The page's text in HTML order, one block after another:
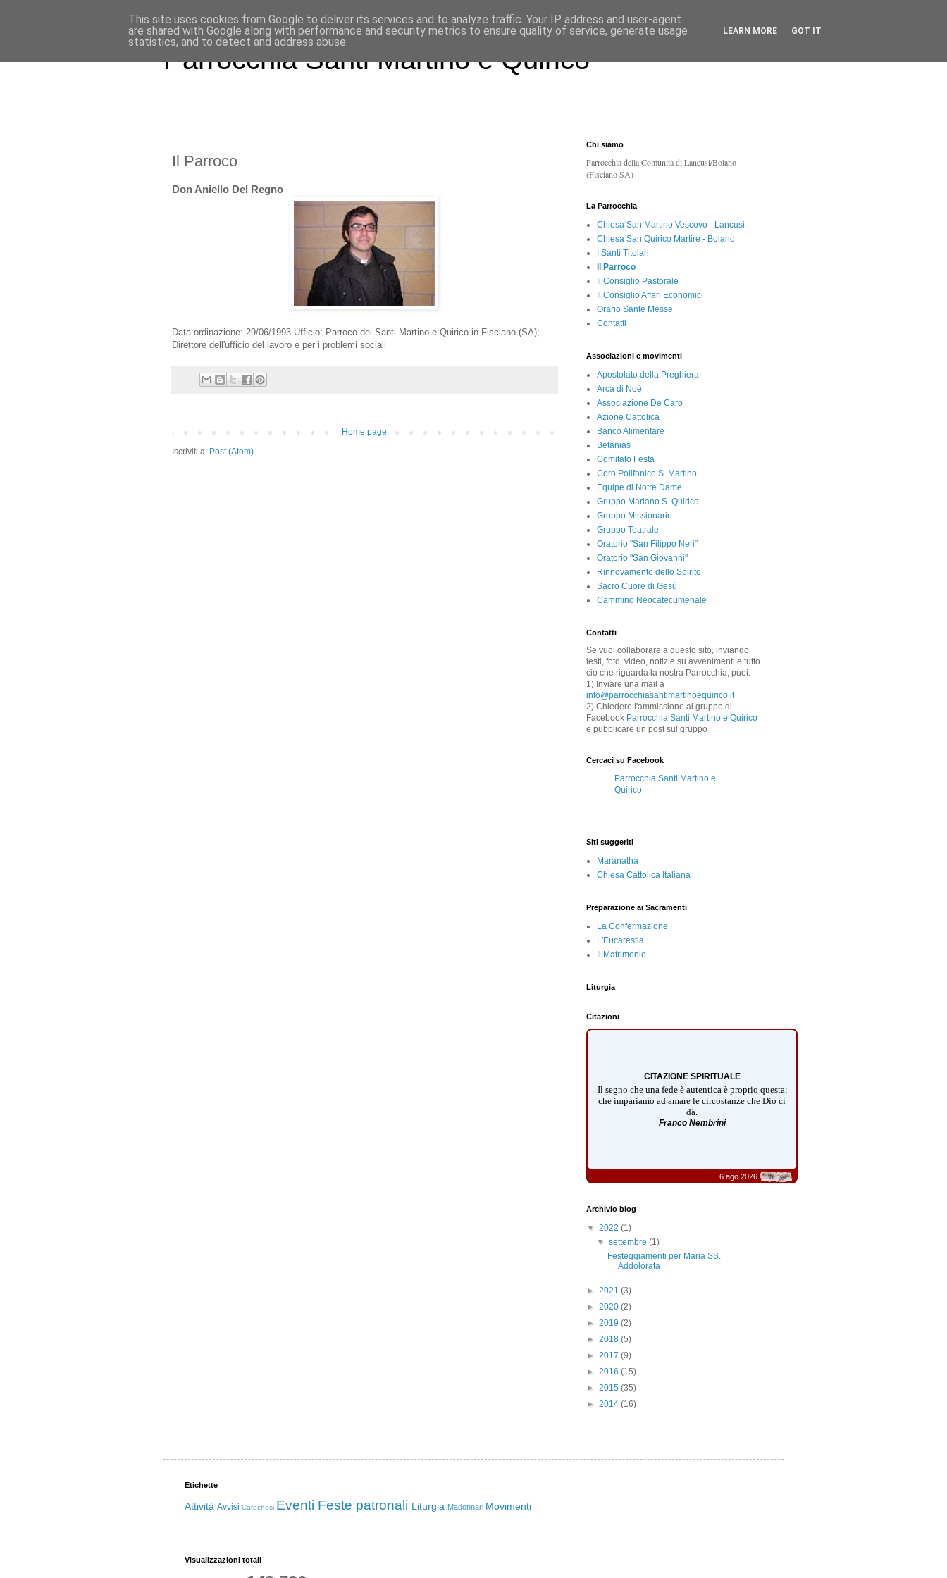
Parrocchia Santi Martino e Quirico
Il Parroco
Don Aniello Del Regno
Data ordinazione: 29/06/1993 Ufficio: Parroco dei Santi Martino e Quirico in Fisciano (SA);
Direttore dell'ufficio del lavoro e per i problemi sociali
Home page
Iscriviti a: Post (Atom)
Chi siamo
Parrocchia della Comunità di Lancusi/Bolano
(Fisciano SA)
La Parrocchia
Chiesa San Martino Vescovo - Lancusi
Chiesa San Quirico Martire - Bolano
I Santi Titolari
Il Parroco
Il Consiglio Pastorale
Il Consiglio Affari Economici
Orario Sante Messe
Contatti
Associazioni e movimenti
Apostolato della Preghiera
Arca di Noè
Associazione De Caro
Azione Cattolica
Banco Alimentare
Betanias
Comitato Festa
Coro Polifonico S. Martino
Equipe di Notre Dame
Gruppo Mariano S. Quirico
Gruppo Missionario
Gruppo Teatrale
Oratorio "San Filippo Neri"
Oratorio "San Giovanni"
Rinnovamento dello Spirito
Sacro Cuore di Gesù
Cammino Neocatecumenale
Contatti
Se vuoi collaborare a questo sito, inviando
testi, foto, video, notizie su avvenimenti e tutto
ciò che riguarda la nostra Parrocchia, puoi:
1) Inviare una mail a
info@parrocchiasantimartinoequirico.it
2) Chiedere l'ammissione al gruppo di
Facebook Parrocchia Santi Martino e Quirico
e pubblicare un post sul gruppo
Cercaci su Facebook
Parrocchia Santi Martino e
Quirico
Siti suggeriti
Maranatha
Chiesa Cattolica Italiana
Preparazione ai Sacramenti
La Confermazione
L'Eucarestia
Il Matrimonio
Liturgia
Citazioni
CITAZIONE SPIRITUALE
Il segno che una fede è autentica è proprio questa:
che impariamo ad amare le circostanze che Dio ci
dà.
Franco Nembrini
6 ago 2026
Archivio blog
▼ 2022 (1)
▼settembre(1)
Festeggiamenti per Maria SS.
Addolorata
► 2021 (3)
► 2020 (2)
► 2019 (2)
► 2018 (5)
► 2017 (9)
► 2016 (15)
► 2015 (35)
► 2014 (16)
Etichette
Attività Avvisi Catechesi Eventi Feste patronali Liturgia Madonnari Movimenti
Visualizzazioni totali
This site uses cookies from Google to deliver its services and to analyze traffic. Your IP address and user-agent
are shared with Google along with performance and security metrics to ensure quality of service, generate usage
statistics, and to detect and address abuse.
LEARN MORE GOT IT